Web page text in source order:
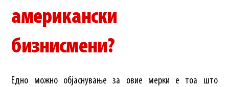
американски
бизнисмени?
Едно можно објаснување за овие мерки е тоа што